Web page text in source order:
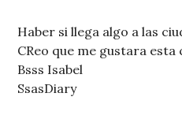
Haber si llega algo a las
CReo que me gustara esta
Bsss Isabel
SsasDiary